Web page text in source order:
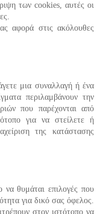
των cookies, αυτές οι
αφορά στις ακόλουθες
μια συναλλαγή ή ένα
περιλαμβάνουν την
που παρέχονται από
για να στείλετε ή
της κατάστασης
να θυμάται επιλογές που
για δικό σας όφελος.
στον ιστότοπο να